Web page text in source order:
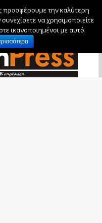
2026
προσφέρουμε την καλύτερη
να χρησιμοποιείτε
ικανοποιημένοι με αυτό.